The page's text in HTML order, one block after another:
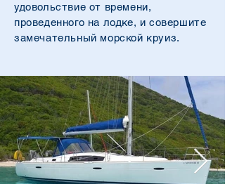
удовольствие от времени,
проведенного на лодке, и совершите
замечательный морской круиз.